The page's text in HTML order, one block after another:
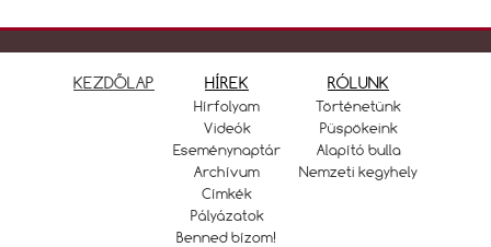
KEZDŐLAP HÍREK
Hírfolyam
Videók
Eseménynaptár
Archívum
Címkék
Pályázatok
Benned bízom!
RÓLUNK
Történetünk
Püspökeink
Alapító bulla
Nemzeti kegyhely